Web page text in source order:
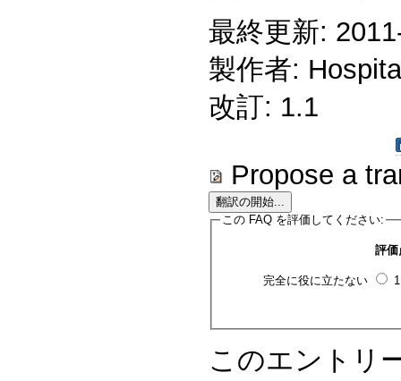
最終更新:
製作者:
改訂: 1.1
Propose a
この FAQ を評価してください:
評価
完全に役に立たない
このエントリ